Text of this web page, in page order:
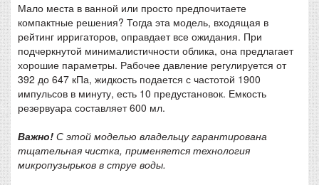
Мало места в ванной или просто предпочитаете
компактные решения? Тогда эта модель, входящая в
рейтинг ирригаторов, оправдает все ожидания. При
подчеркнутой минималистичности облика, она предлагает
хорошие параметры. Рабочее давление регулируется от
392 до 647 кПа, жидкость подается с частотой 1900
импульсов в минуту, есть 10 предустановок. Емкость
резервуара составляет 600 мл.
Важно! С этой моделью владельцу гарантирована
тщательная чистка, применяется технология
микропузырьков в струе воды.